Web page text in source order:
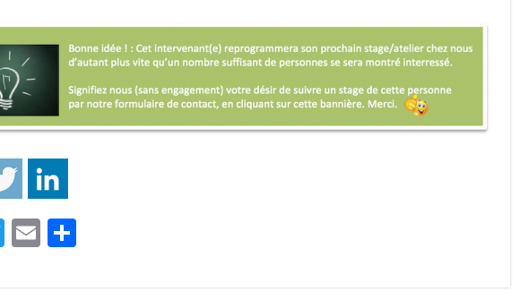
T E
P